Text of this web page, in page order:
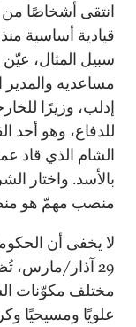
انتقى أشخاصًا من
قيادية أساسية
سبيل المثال، عيّن
مساعديه
إدلب، وزيرًا
للدفاع، وهو أحد
الشام الذي قاد
بالأسد. واختار
منصب مهمّ هو
لا يخفى أن
29 آذار/مارس،
مختلف مكوّنات
علويًا ومسيحيًا